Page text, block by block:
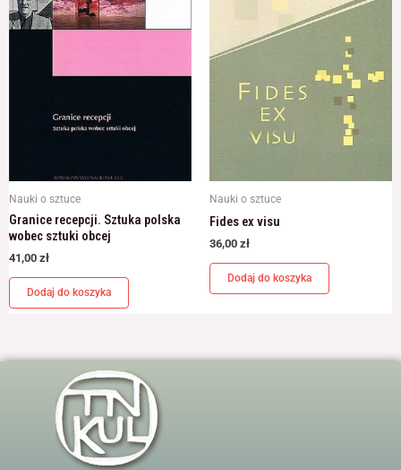
Nauki o sztuce
Granice recepcji. Sztuka polska
wobec sztuki obcej
41,00 zł
Dodaj do koszyka
Nauki o sztuce
Fides ex visu
36,00 zł
Dodaj do koszyka